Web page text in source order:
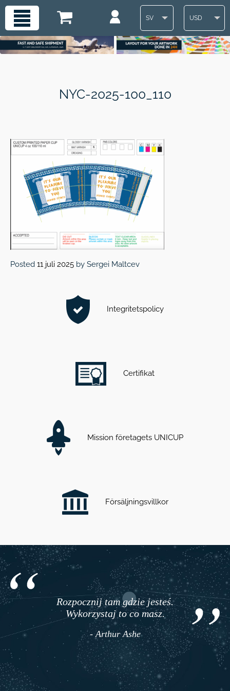
SV USD
NYC-2025-100_110
Posted 11 juli 2025 by Sergei Maltcev
Integritetspolicy
Certifikat
Mission företagets UNICUP
Försäljningsvillkor
Rozpocznij tam gdzie jesteś.
Wykorzystaj to co masz.
- Arthur Ashe